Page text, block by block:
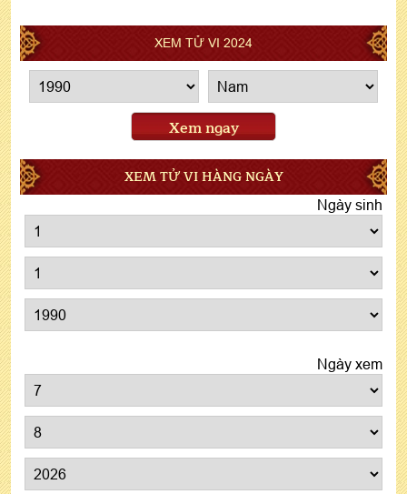
XEM TỬ VI 2024
Xem ngay
XEM TỬ VI HÀNG NGÀY
Ngày sinh
Ngày xem